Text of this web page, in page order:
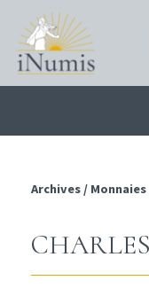
Archives / Monnaies